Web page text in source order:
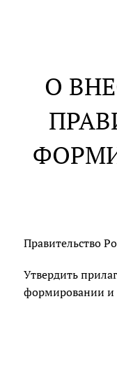
О
Правительство
Утвердить
формировании и